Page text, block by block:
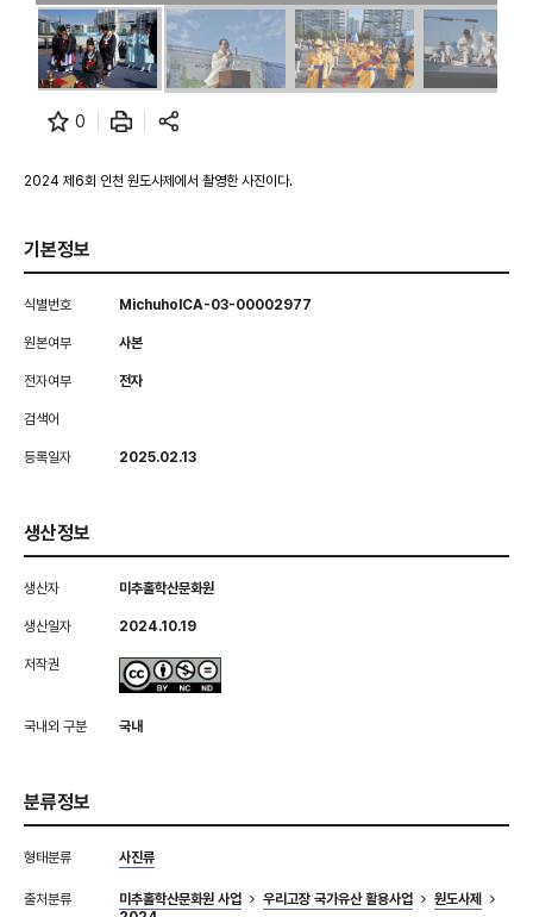
0
2024 제6회 인천 원도사제에서 촬영한 사진이다.
기본정보
식별번호 MichuholCA-03-00002977
원본여부 사본
전자여부 전자
검색어
등록일자 2025.02.13
생산정보
생산자 미추홀학산문화원
생산일자 2024.10.19
저작권
국내외 구분 국내
분류정보
형태분류 사진류
출처분류 미추홀학산문화원 사업 우리고장 국가유산 활용사업
원도사제